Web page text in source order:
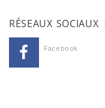
RÉSEAUX SOCIAUX
Facebook